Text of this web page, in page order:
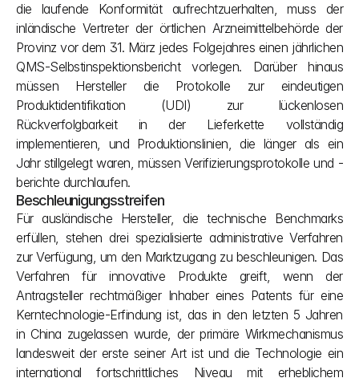
die laufende Konformität aufrechtzuerhalten, muss der
inländische Vertreter der örtlichen Arzneimittelbehörde der
Provinz vor dem 31. März jedes Folgejahres einen jährlichen
QMS-Selbstinspektionsbericht vorlegen. Darüber hinaus
müssen Hersteller die Protokolle zur eindeutigen
Produktidentifikation (UDI) zur lückenlosen
Rückverfolgbarkeit in der Lieferkette vollständig
implementieren, und Produktionslinien, die länger als ein
Jahr stillgelegt waren, müssen Verifizierungsprotokolle und -
berichte durchlaufen.
Beschleunigungsstreifen
Für ausländische Hersteller, die technische Benchmarks
erfüllen, stehen drei spezialisierte administrative Verfahren
zur Verfügung, um den Marktzugang zu beschleunigen. Das
Verfahren für innovative Produkte greift, wenn der
Antragsteller rechtmäßiger Inhaber eines Patents für eine
Kerntechnologie-Erfindung ist, das in den letzten 5 Jahren
in China zugelassen wurde, der primäre Wirkmechanismus
landesweit der erste seiner Art ist und die Technologie ein
international fortschrittliches Niveau mit erheblichem